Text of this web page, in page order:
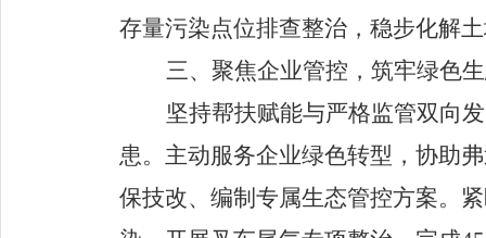
存量污染点位排查整治，稳步化解
三、聚焦企业管控，筑牢绿色
坚持帮扶赋能与严格监管双向
患。主动服务企业绿色转型，协助
保技改、编制专属生态管控方案。